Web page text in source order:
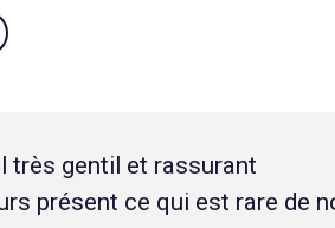
entre gentillesse, rapidité et